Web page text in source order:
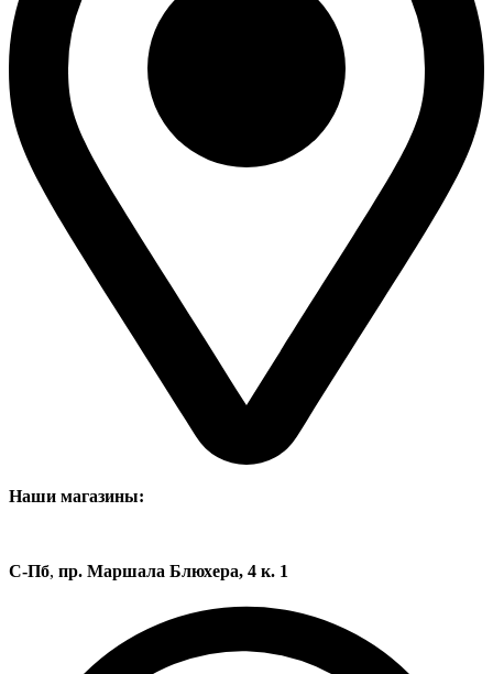
Наши магазины:
С-Пб, пр. Маршала Блюхера, 4 к. 1